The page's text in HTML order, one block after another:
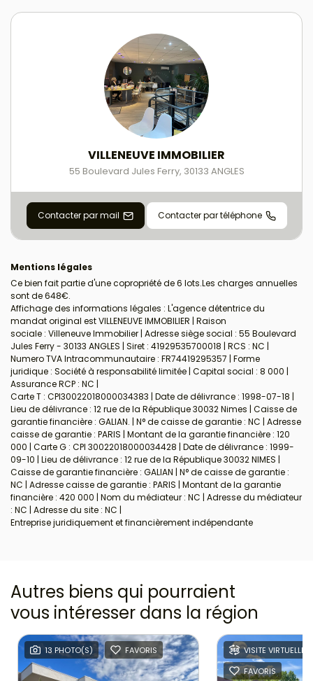
VILLENEUVE IMMOBILIER
55 Boulevard Jules Ferry, 30133 ANGLES
Contacter par mail Contacter par téléphone
Mentions légales
Ce bien fait partie d'une copropriété de 6 lots.Les charges annuelles
sont de 648€.
Affichage des informations légales : L'agence détentrice du
mandat original est VILLENEUVE IMMOBILIER | Raison
sociale : Villeneuve Immobilier | Adresse siège social : 55 Boulevard
Jules Ferry - 30133 ANGLES | Siret : 41929535700018 | RCS : NC |
Numero TVA Intracommunautaire : FR74419295357 | Forme
juridique : Société à responsabilité limitée | Capital social : 8 000 |
Assurance RCP : NC |
Carte T : CPI30022018000034383 | Date de délivrance : 1998-07-18 |
Lieu de délivrance : 12 rue de la République 30032 Nimes | Caisse de
garantie financière : GALIAN. | N° de caisse de garantie : NC | Adresse
caisse de garantie : PARIS | Montant de la garantie financière : 120
000 | Carte G : CPI 30022018000034428 | Date de délivrance : 1999-
09-10 | Lieu de délivrance : 12 rue de la République 30032 NIMES |
Caisse de garantie financière : GALIAN | N° de caisse de garantie :
NC | Adresse caisse de garantie : PARIS | Montant de la garantie
financière : 420 000 | Nom du médiateur : NC | Adresse du médiateur
: NC | Adresse du site : NC |
Entreprise juridiquement et financièrement indépendante
Autres biens qui pourraient
vous intéresser dans la région
13 PHOTO(S) FAVORIS
VISITE VIRTUELLE
FAVORIS